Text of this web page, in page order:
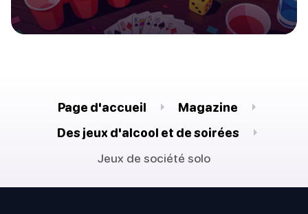
Page d'accueil
Magazine
Des jeux d'alcool et de soirées
Jeux de société solo